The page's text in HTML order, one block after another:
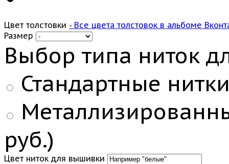
Цвет толстовки - Все цвета толстовок в альбоме
Размер
Выбор типа ниток
Стандартные
руб.)
Цвет ниток для вышивки